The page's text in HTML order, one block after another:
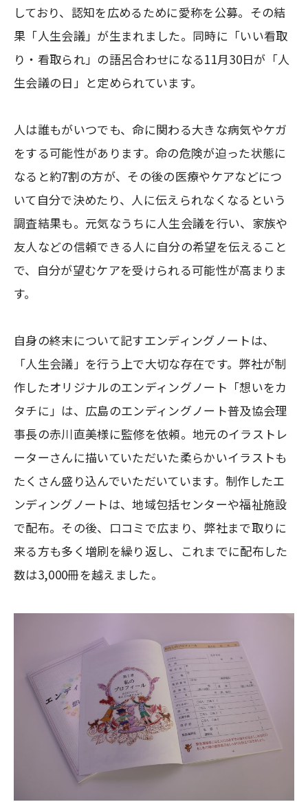
しており、認知を広めるために愛称を公募。その結
果「人生会議」が生まれました。同時に「いい看取
り・看取られ」の語呂合わせになる11月30日が「人
生会議の日」と定められています。
人は誰もがいつでも、命に関わる大きな病気やケガ
をする可能性があります。命の危険が迫った状態に
なると約7割の方が、その後の医療やケアなどにつ
いて自分で決めたり、人に伝えられなくなるという
調査結果も。元気なうちに人生会議を行い、家族や
友人などの信頼できる人に自分の希望を伝えること
で、自分が望むケアを受けられる可能性が高まりま
す。
自身の終末について記すエンディングノートは、
「人生会議」を行う上で大切な存在です。弊社が制
作したオリジナルのエンディングノート「想いをカ
タチに」は、広島のエンディングノート普及協会理
事長の赤川直美様に監修を依頼。地元のイラストレ
ーターさんに描いていただいた柔らかいイラストも
たくさん盛り込んでいただいています。制作したエ
ンディングノートは、地域包括センターや福祉施設
で配布。その後、口コミで広まり、弊社まで取りに
来る方も多く増刷を繰り返し、これまでに配布した
数は3,000冊を越えました。